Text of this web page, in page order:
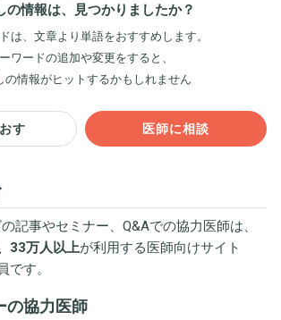
の情報は、見つかりましたか？
は、文章より単語をおすすめします。
ワードの追加や変更をすると、
の情報がヒットするかもしれません
す 医師に相談
記事やセミナー、Q&Aでの協力医師は、
33万人以上が利用する医師向けサイト
です。
の協力医師